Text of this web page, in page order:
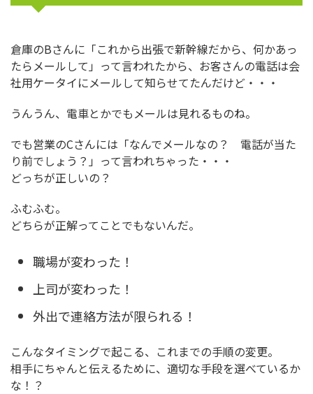
倉庫のBさんに「これから出張で新幹線だから、何かあっ
たらメールして」って言われたから、お客さんの電話は会
社用ケータイにメールして知らせてたんだけど・・・
うんうん、電車とかでもメールは見れるものね。
でも営業のCさんには「なんでメールなの？ 電話が当た
り前でしょう？」って言われちゃった・・・
どっちが正しいの？
ふむふむ。
どちらが正解ってことでもないんだ。
職場が変わった！
上司が変わった！
外出で連絡方法が限られる！
こんなタイミングで起こる、これまでの手順の変更。
相手にちゃんと伝えるために、適切な手段を選べているか
な！？